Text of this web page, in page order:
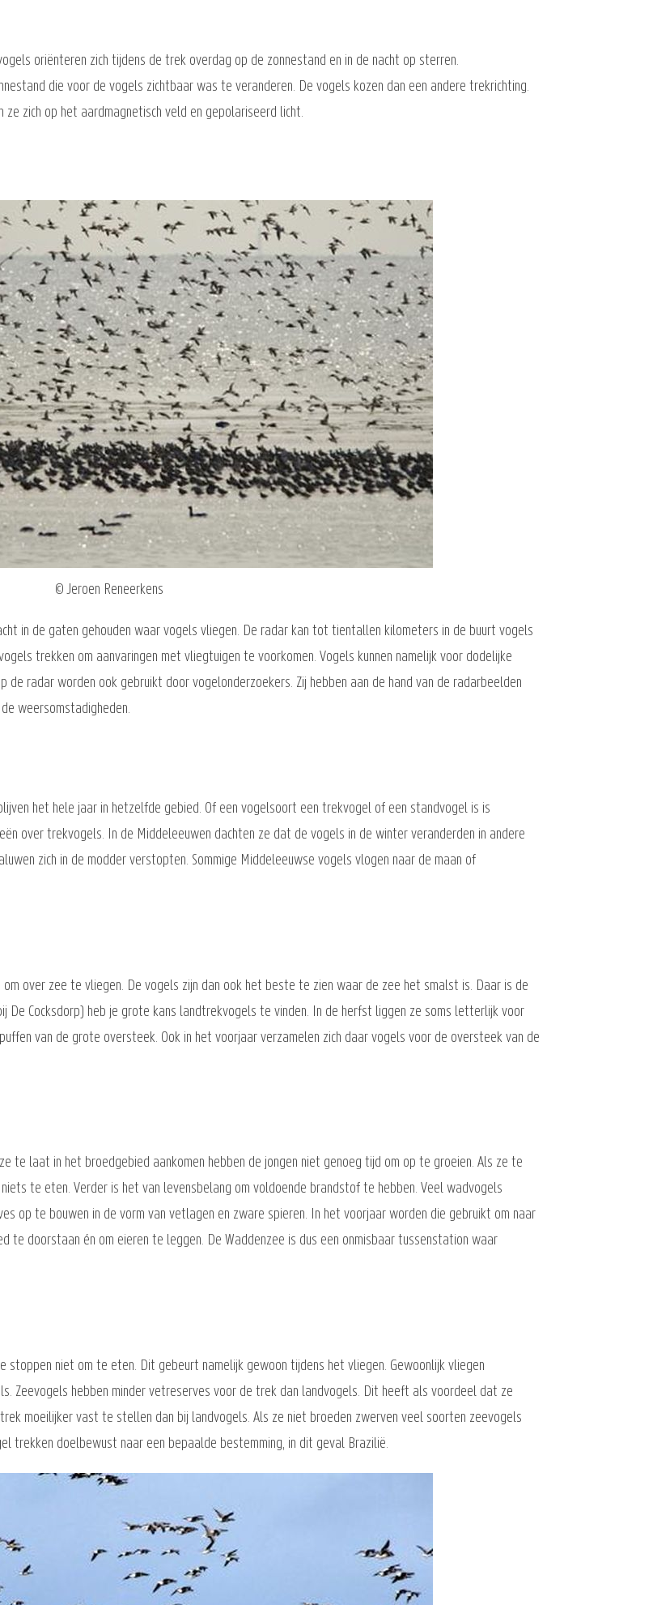
oriënteren zich tijdens de trek overdag op de zonnestand en in de nacht op sterren.
die voor de vogels zichtbaar was te veranderen. De vogels kozen dan een andere trekrichting.
ze zich op het aardmagnetisch veld en gepolariseerd licht.
© Jeroen Reneerkens
in de gaten gehouden waar vogels vliegen. De radar kan tot tientallen kilometers in de buurt vogels
trekken om aanvaringen met vliegtuigen te voorkomen. Vogels kunnen namelijk voor dodelijke
de radar worden ook gebruikt door vogelonderzoekers. Zij hebben aan de hand van de radarbeelden
weersomstadigheden.
het hele jaar in hetzelfde gebied. Of een vogelsoort een trekvogel of een standvogel is is
over trekvogels. In de Middeleeuwen dachten ze dat de vogels in de winter veranderden in andere
zich in de modder verstopten. Sommige Middeleeuwse vogels vlogen naar de maan of
over zee te vliegen. De vogels zijn dan ook het beste te zien waar de zee het smalst is. Daar is de
De Cocksdorp) heb je grote kans landtrekvogels te vinden. In de herfst liggen ze soms letterlijk voor
van de grote oversteek. Ook in het voorjaar verzamelen zich daar vogels voor de oversteek van de
te laat in het broedgebied aankomen hebben de jongen niet genoeg tijd om op te groeien. Als ze te
te eten. Verder is het van levensbelang om voldoende brandstof te hebben. Veel wadvogels
op te bouwen in de vorm van vetlagen en zware spieren. In het voorjaar worden die gebruikt om naar
te doorstaan én om eieren te leggen. De Waddenzee is dus een onmisbaar tussenstation waar
stoppen niet om te eten. Dit gebeurt namelijk gewoon tijdens het vliegen. Gewoonlijk vliegen
Zeevogels hebben minder vetreserves voor de trek dan landvogels. Dit heeft als voordeel dat ze
moeilijker vast te stellen dan bij landvogels. Als ze niet broeden zwerven veel soorten zeevogels
trekken doelbewust naar een bepaalde bestemming, in dit geval Brazilië.